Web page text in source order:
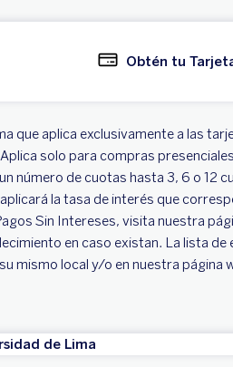
Obtén tu
que aplica exclusivamente a las
solo para compras
número de cuotas hasta 3, 6 o 12
la tasa de interés que
Sin Intereses, visita nuestra
en caso existan. La lista
mismo local y/o en nuestra
de Lima